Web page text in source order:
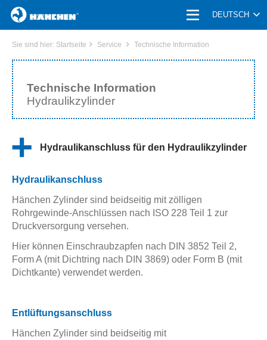
Sie sind hier: Startseite Service Technische Information
Technische Information
Hydraulikzylinder
Hydraulikanschluss für den Hydraulikzylinder
Hydraulikanschluss
Hänchen Zylinder sind beidseitig mit zölligen
Rohrgewinde-Anschlüssen nach ISO 228 Teil 1 zur
Druckversorgung versehen.
Hier können Einschraubzapfen nach DIN 3852 Teil 2,
Form A (mit Dichtring nach DIN 3869) oder Form B (mit
Dichtkante) verwendet werden.
Entlüftungsanschluss
Hänchen Zylinder sind beidseitig mit
HOME
PRODUKTE
UNTERNEHMEN | KARRIERE
ANWENDUNGEN
KONTAKT
DEUTSCH